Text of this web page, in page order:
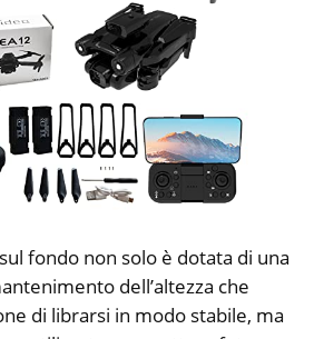
fondo non solo è dotata di una
dell’altezza che
di librarsi in modo stabile, ma